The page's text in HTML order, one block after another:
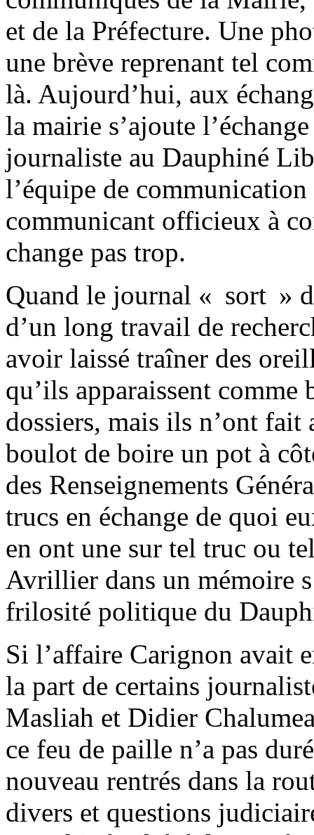
et de la Préfecture. Une
une brève reprenant tel
là. Aujourd’hui, aux
la mairie s’ajoute
journaliste au Dauphiné
l’équipe de
communicant officieux à
change pas trop.
Quand le journal « sort »
d’un long travail de
avoir laissé traîner des
qu’ils apparaissent comme
dossiers, mais ils n’ont
boulot de boire un pot à
des Renseignements
trucs en échange de quoi
en ont une sur tel truc ou
Avrillier dans un mémoire
frilosité politique du
Si l’affaire Carignon avait
la part de certains
Masliah et Didier
ce feu de paille n’a pas
nouveau rentrés dans la
divers et questions